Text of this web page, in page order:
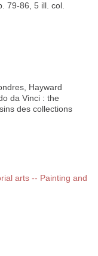
79-86, 5 ill. col.
Hayward
da Vinci : the
des collections
arts -- Painting and